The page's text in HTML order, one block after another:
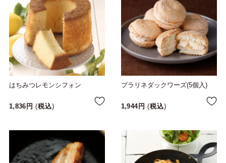
はちみつレモンシフォン
1,836 税込
プラリネダックワーズ(5個入)
1,944 税込